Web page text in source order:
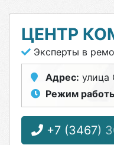
ЦЕНТР
Эксперты в
Адрес: улица
Режим
+7 (3467)